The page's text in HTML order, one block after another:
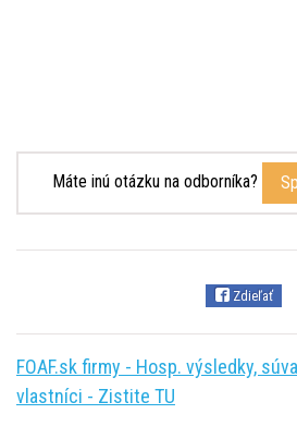
Máte inú otázku na odborníka?
Zdieľať
FOAF.sk firmy - Hosp. výsledky,
vlastníci - Zistite TU